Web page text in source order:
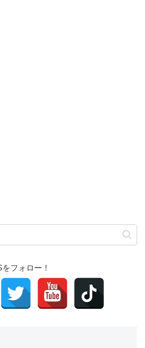
フォロー！